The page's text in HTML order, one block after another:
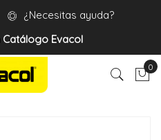
¿Necesitas ayuda?
Catálogo Evacol
0